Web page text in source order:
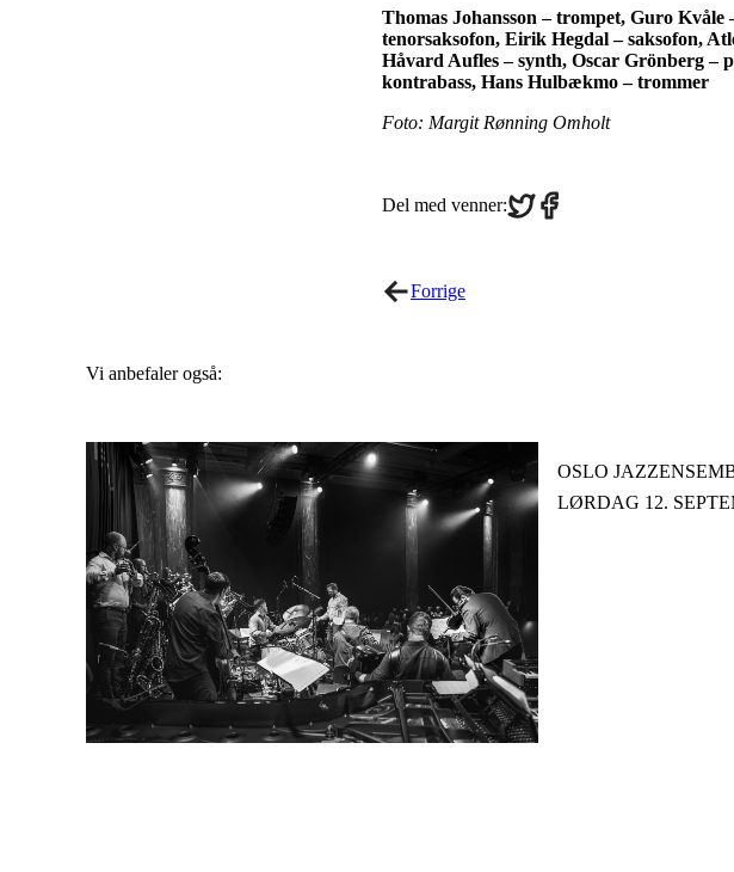
Thomas Johansson – trompet, Guro Kvåle
tenorsaksofon, Eirik Hegdal – saksofon,
Håvard Aufles – synth, Oscar Grönberg –
kontrabass, Hans Hulbækmo – trommer
Foto: Margit Rønning Omholt
Del med venner:Share
on
Share
on
Forrige
Vi anbefaler også:
­OSLO
LØRDAG 12.